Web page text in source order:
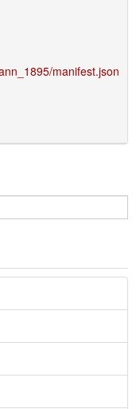
manifest.json